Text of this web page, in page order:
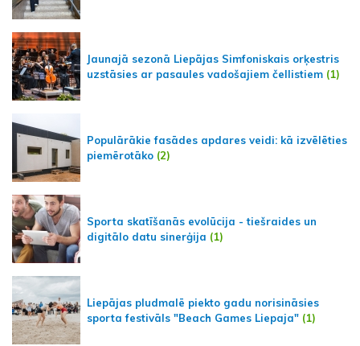
Jaunajā sezonā Liepājas Simfoniskais orķestris
uzstāsies ar pasaules vadošajiem čellistiem (1)
Populārākie fasādes apdares veidi: kā izvēlēties
piemērotāko (2)
Sporta skatīšanās evolūcija - tiešraides un
digitālo datu sinerģija (1)
Liepājas pludmalē piekto gadu norisināsies
sporta festivāls "Beach Games Liepaja" (1)